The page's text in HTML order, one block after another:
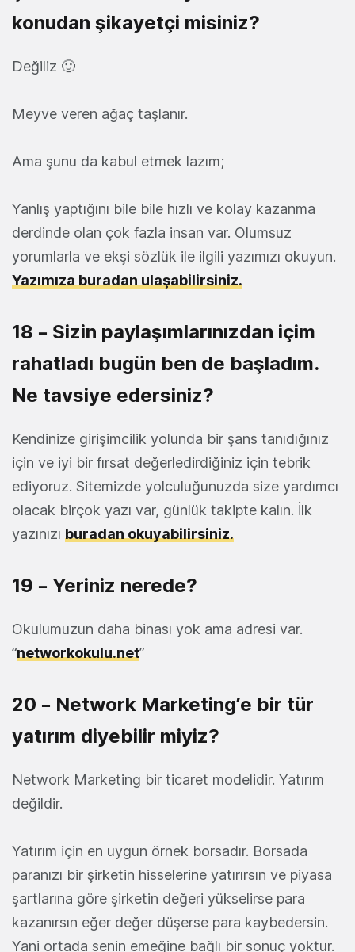
konudan şikayetçi misiniz?
Değiliz 🙂
Meyve veren ağaç taşlanır.
Ama şunu da kabul etmek lazım;
Yanlış yaptığını bile bile hızlı ve kolay kazanma
derdinde olan çok fazla insan var. Olumsuz
yorumlarla ve ekşi sözlük ile ilgili yazımızı okuyun.
Yazımıza buradan ulaşabilirsiniz.
18 – Sizin paylaşımlarınızdan içim
rahatladı bugün ben de başladım.
Ne tavsiye edersiniz?
Kendinize girişimcilik yolunda bir şans tanıdığınız
için ve iyi bir fırsat değerledirdiğiniz için tebrik
ediyoruz. Sitemizde yolculuğunuzda size yardımcı
olacak birçok yazı var, günlük takipte kalın. İlk
yazınızı buradan okuyabilirsiniz.
19 – Yeriniz nerede?
Okulumuzun daha binası yok ama adresi var.
“networkokulu.net”
20 – Network Marketing’e bir tür
yatırım diyebilir miyiz?
Network Marketing bir ticaret modelidir. Yatırım
değildir.
Yatırım için en uygun örnek borsadır. Borsada
paranızı bir şirketin hisselerine yatırırsın ve piyasa
şartlarına göre şirketin değeri yükselirse para
kazanırsın eğer değer düşerse para kaybedersin.
Yani ortada senin emeğine bağlı bir sonuç yoktur.